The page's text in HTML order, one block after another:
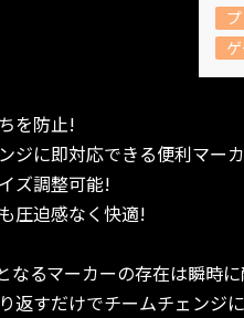
を防止!
に即対応できる便利マー
ズ調整可能!
圧迫感なく快適!
るマーカーの存在は瞬時
返すだけでチームチェンジ